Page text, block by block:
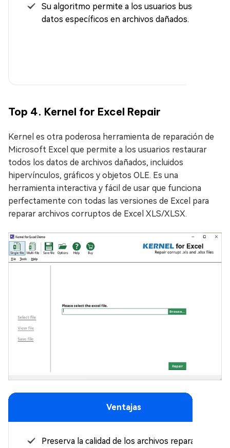
Su algoritmo permite a los usuarios buscar
datos específicos en archivos dañados.
Top 4. Kernel for Excel Repair
Kernel es otra poderosa herramienta de reparación de
Microsoft Excel que permite a los usuarios restaurar
todos los datos de archivos dañados, incluidos
hipervínculos, gráficos y objetos OLE. Es una
herramienta interactiva y fácil de usar que funciona
perfectamente con todas las versiones de Excel para
reparar archivos corruptos de Excel XLS/XLSX.
Ventajas
Preserva la calidad de los archivos reparados,